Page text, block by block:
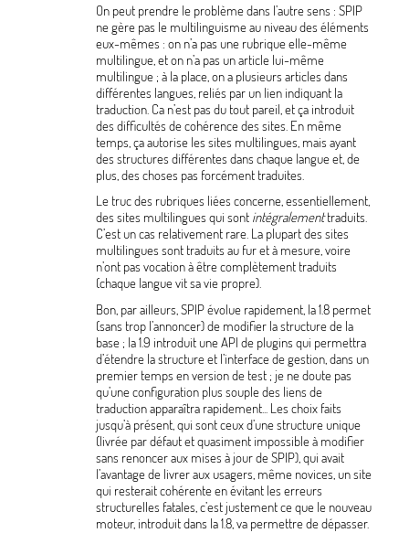
On peut prendre le problème dans l’autre sens : SPIP
ne gère pas le multilinguisme au niveau des éléments
eux-mêmes : on n’a pas une rubrique elle-même
multilingue, et on n’a pas un article lui-même
multilingue ; à la place, on a plusieurs articles dans
différentes langues, reliés par un lien indiquant la
traduction. Ca n’est pas du tout pareil, et ça introduit
des difficultés de cohérence des sites. En même
temps, ça autorise les sites multilingues, mais ayant
des structures différentes dans chaque langue et, de
plus, des choses pas forcément traduites.
Le truc des rubriques liées concerne, essentiellement,
des sites multilingues qui sont intégralementtraduits.
C’est un cas relativement rare. La plupart des sites
multilingues sont traduits au fur et à mesure, voire
n’ont pas vocation à être complètement traduits
(chaque langue vit sa vie propre).
Bon, par ailleurs, SPIP évolue rapidement, la 1.8 permet
(sans trop l’annoncer) de modifier la structure de la
base ; la 1.9 introduit une API de plugins qui permettra
d’étendre la structure et l’interface de gestion, dans un
premier temps en version de test ; je ne doute pas
qu’une configuration plus souple des liens de
traduction apparaîtra rapidement... Les choix faits
jusqu’à présent, qui sont ceux d’une structure unique
(livrée par défaut et quasiment impossible à modifier
sans renoncer aux mises à jour de SPIP), qui avait
l’avantage de livrer aux usagers, même novices, un site
qui resterait cohérente en évitant les erreurs
structurelles fatales, c’est justement ce que le nouveau
moteur, introduit dans la 1.8, va permettre de dépasser.